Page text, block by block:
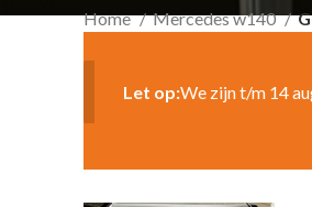
Home Mercedes w140
Let op:We zijn t/m 14